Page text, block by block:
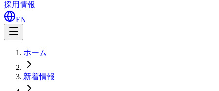
採用情報
EN
ホーム
新着情報